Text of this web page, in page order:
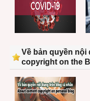
Về bản quyền nội
copyright on the